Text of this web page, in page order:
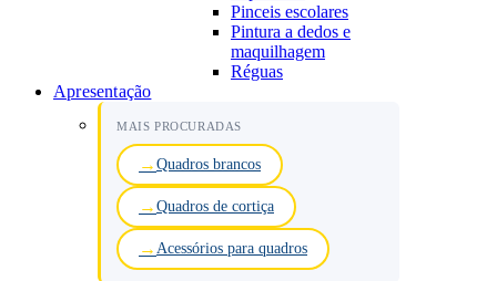
Pinceis escolares
Pintura a dedos e
maquilhagem
Réguas
Apresentação
MAIS PROCURADAS
Quadros brancos
Quadros de cortiça
Acessórios para quadros